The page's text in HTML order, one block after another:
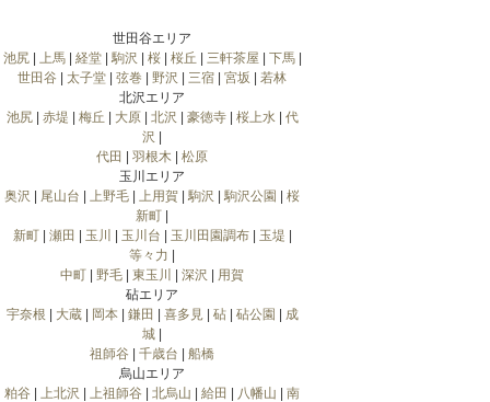
世田谷エリア
池尻| 上馬| 経堂| 駒沢 桜| 桜丘 三軒茶屋 下馬|
世田谷
太子堂 弦巻 野沢 三宿 宮坂
若林
北沢エリア
池尻| 赤堤 梅丘 大原| 北沢 豪徳寺| 桜上水| 代
沢
代田
羽根木
松原
玉川エリア
奥沢
尾山台 上野毛 上用賀 駒沢 駒沢公園
桜
新町
新町| 瀬田 玉川 玉川台 玉川田園調布| 玉堤
等々力
中町
野毛 東玉川 深沢
用賀
砧エリア
宇奈根
大蔵| 岡本| 鎌田 喜多見| 砧| 砧公園
成
城
祖師谷
千歳台
船橋
烏山エリア
粕谷
上北沢 上祖師谷 北烏山 給田 八幡山
南